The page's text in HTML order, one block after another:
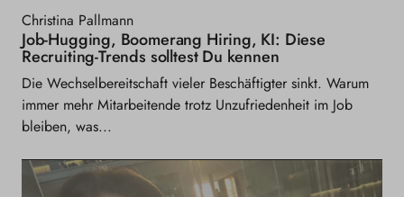
Christina Pallmann
Job-Hugging, Boomerang Hiring, KI: Diese
Recruiting-Trends solltest Du kennen
Die Wechselbereitschaft vieler Beschäftigter sinkt. Warum
immer mehr Mitarbeitende trotz Unzufriedenheit im Job
bleiben, was...